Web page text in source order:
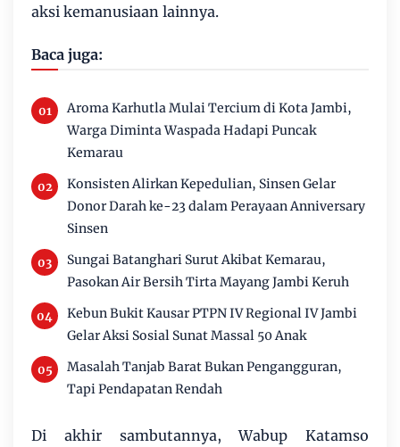
aksi kemanusiaan lainnya.
Baca juga:
Aroma Karhutla Mulai Tercium di Kota Jambi,
Warga Diminta Waspada Hadapi Puncak
Kemarau
Konsisten Alirkan Kepedulian, Sinsen Gelar
Donor Darah ke-23 dalam Perayaan Anniversary
Sinsen
Sungai Batanghari Surut Akibat Kemarau,
Pasokan Air Bersih Tirta Mayang Jambi Keruh
Kebun Bukit Kausar PTPN IV Regional IV Jambi
Gelar Aksi Sosial Sunat Massal 50 Anak
Masalah Tanjab Barat Bukan Pengangguran,
Tapi Pendapatan Rendah
Di akhir sambutannya, Wabup Katamso